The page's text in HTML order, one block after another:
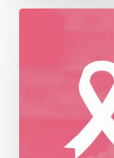
Arredondar
movimentar